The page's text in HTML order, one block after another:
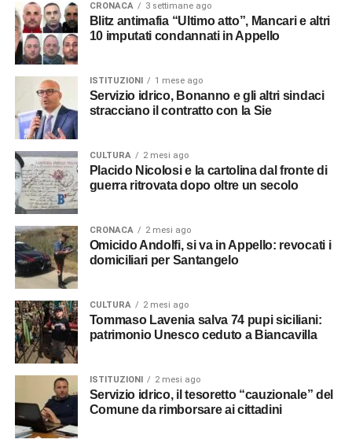
CRONACA 3 settimane ago
Blitz antimafia “Ultimo atto”, Mancari e altri
10 imputati condannati in Appello
ISTITUZIONI 1 mese ago
Servizio idrico, Bonanno e gli altri sindaci
stracciano il contratto con la Sie
CULTURA 2 mesi ago
Placido Nicolosi e la cartolina dal fronte di
guerra ritrovata dopo oltre un secolo
CRONACA 2 mesi ago
Omicido Andolfi, si va in Appello: revocati i
domiciliari per Santangelo
CULTURA 2 mesi ago
Tommaso Lavenia salva 74 pupi siciliani:
patrimonio Unesco ceduto a Biancavilla
ISTITUZIONI 2 mesi ago
Servizio idrico, il tesoretto “cauzionale” del
Comune da rimborsare ai cittadini